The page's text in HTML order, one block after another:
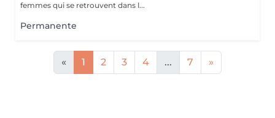
femmes qui se retrouvent dans l...
Permanente
« 1 2 3 4 ... 7 »